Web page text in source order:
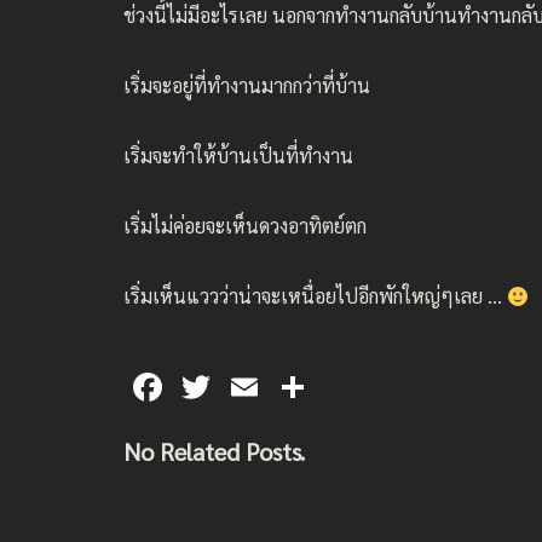
ช่วงนี้ไม่มีอะไรเลย นอกจากทำงานกลับบ้านทำงานก
เริ่มจะอยู่ที่ทำงานมากกว่าที่บ้าน
เริ่มจะทำให้บ้านเป็นที่ทำงาน
เริ่มไม่ค่อยจะเห็นดวงอาทิตย์ตก
เริ่มเห็นแววว่าน่าจะเหนื่อยไปอีกพักใหญ่ๆเลย …
F
e
T
tt
E
ai
No Related Posts.